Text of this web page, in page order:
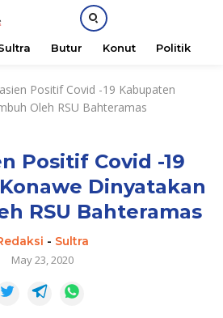
Butur Konut Politik
Positif Covid -19 Kabupaten
Oleh RSU Bahteramas
Positif Covid -19
Dinyatakan
RSU Bahteramas
- Sultra
May 23, 2020